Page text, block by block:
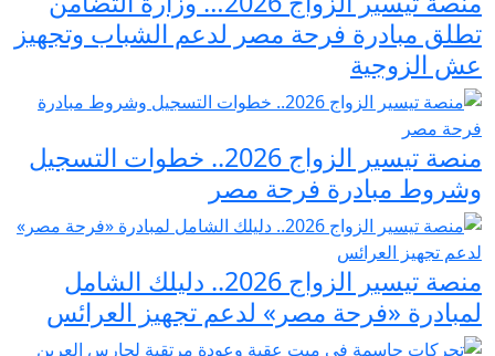
تطلق مبادرة فرحة مصر لدعم الشباب وتجهيز
عش الزوجية
منصة تيسير الزواج 2026.. خطوات التسجيل
وشروط مبادرة فرحة مصر
منصة تيسير الزواج 2026.. دليلك الشامل
لمبادرة «فرحة مصر» لدعم تجهيز العرائس